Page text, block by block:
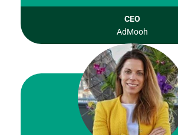
CEO
AdMooh